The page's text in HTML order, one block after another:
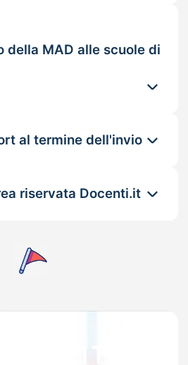
della MAD alle scuole di
al termine dell'invio
riservata Docenti.it